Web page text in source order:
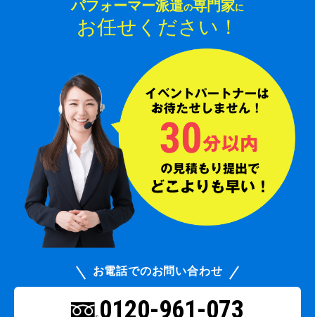
パフォーマー派遣の専門家に
お任せください！
お電話でのお問い合わせ
0120-961-073